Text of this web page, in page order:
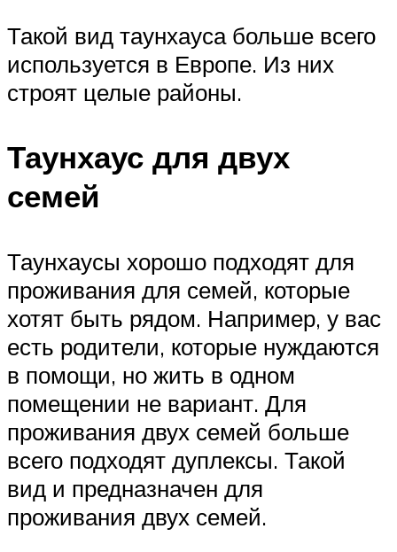
Такой вид таунхауса больше всего
используется в Европе. Из них
строят целые районы.
Таунхаус для двух
семей
Таунхаусы хорошо подходят для
проживания для семей, которые
хотят быть рядом. Например, у вас
есть родители, которые нуждаются
в помощи, но жить в одном
помещении не вариант. Для
проживания двух семей больше
всего подходят дуплексы. Такой
вид и предназначен для
проживания двух семей.